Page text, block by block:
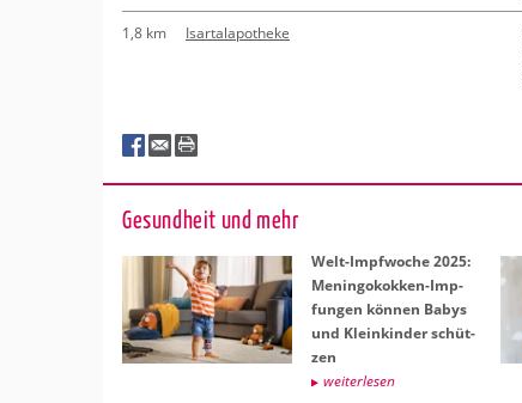
1,8 km Isartalapotheke
Ge­sund­heit und mehr
Welt-Impf­wo­che 2025:
Me­nin­go­kok­ken-Imp­
fun­gen kön­nen Babys
und Klein­kin­der schüt­
zen
wei­ter­le­sen